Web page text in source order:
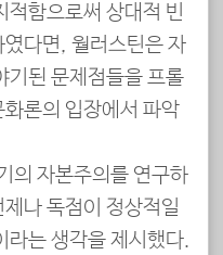
적함으로써 상대적 빈
다면, 월러스틴은 자
기된 문제점들을 프롤
론의 입장에서 파악
자본주의를 연구하
나 독점이 정상적일
라는 생각을 제시했다.